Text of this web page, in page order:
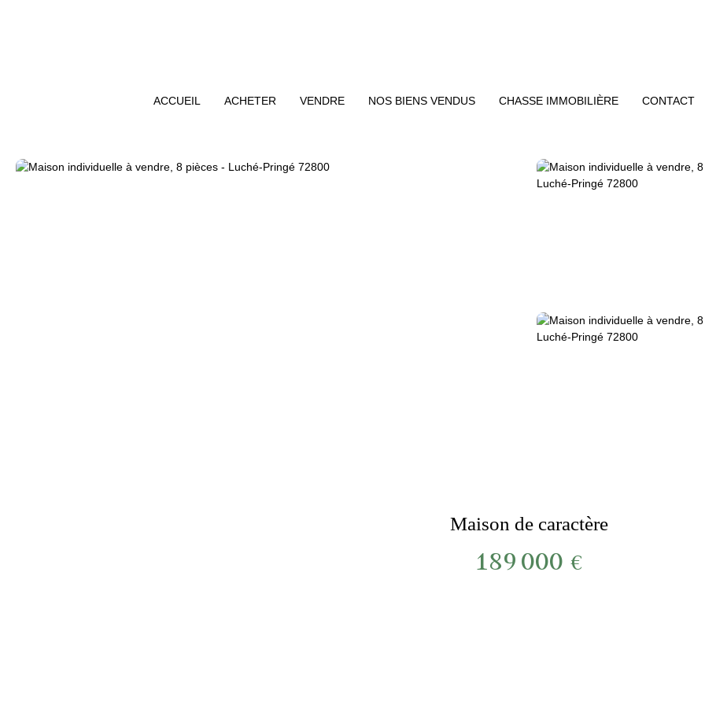
ACCUEIL ACHETER VENDRE NOS BIENS VENDUS CHASSE IMMOBILIÈRE CONTACT
Maison de caractère
189 000 €